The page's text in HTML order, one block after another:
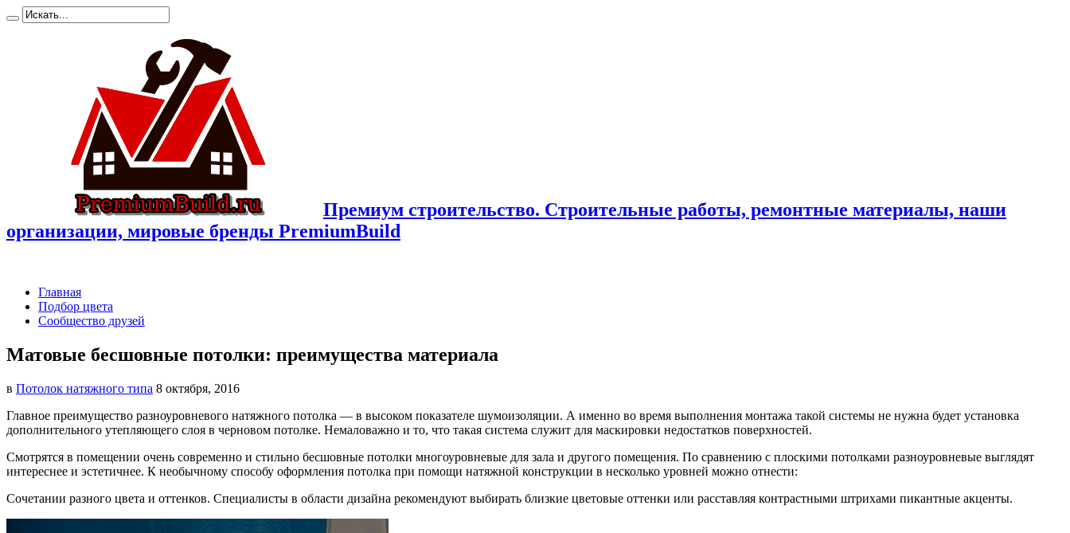
Премиум cтроительство. Cтроительные работы, ремонтные материалы, наши
организации, мировые бренды PremiumBuild
Главная
Подбор цвета
Сообщество друзей
Матовые бесшовные потолки: преимущества материала
в Потолок натяжного типа 8 октября, 2016
Главное преимущество разноуровневого натяжного потолка — в высоком показателе шумоизоляции. А именно во время выполнения монтажа такой системы не нужна будет установка
дополнительного утепляющего слоя в черновом потолке. Немаловажно и то, что такая система служит для маскировки недостатков поверхностей.
Смотрятся в помещении очень современно и стильно бесшовные потолки многоуровневые для зала и другого помещения. По сравнению с плоскими потолками разноуровневые выглядят
интереснее и эстетичнее. К необычному способу оформления потолка при помощи натяжной конструкции в несколько уровней можно отнести:
Сочетании разного цвета и оттенков. Специалисты в области дизайна рекомендуют выбирать близкие цветовые оттенки или расставляя контрастными штрихами пикантные акценты.